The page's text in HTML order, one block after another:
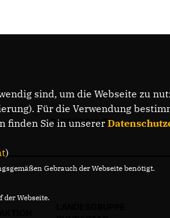
DATENSCHUTZ
sind, um die Webseite zu
Für die Verwendung
finden Sie in unserer
)
Gebrauch der Webseite benötigt.
Webseite.